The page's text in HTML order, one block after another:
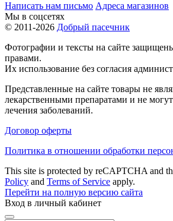
Написать нам письмо Адреса магазинов
Мы в соцсетях
© 2011-2026 Добрый пасечник
Фотографии и тексты на сайте
правами.
Их использование без согласия
Представленные на сайте товары не
лекарственными препаратами и не могут
лечения заболеваний.
Договор оферты
Политика в отношении обработки
This site is protected by reCAPTCHA and
Policy and Terms of Service apply.
Перейти на полную версию сайта
Вход в личный кабинет